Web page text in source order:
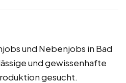
und Nebenjobs in Bad
und gewissenhafte
gesucht.